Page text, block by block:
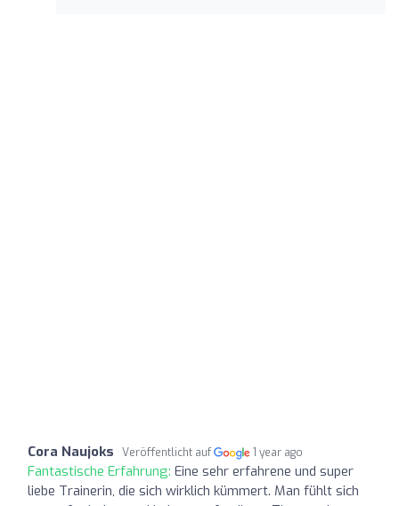
Cora Naujoks Veröffentlicht auf 1 year ago
Fantastische Erfahrung: Eine sehr erfahrene und super
liebe Trainerin, die sich wirklich kümmert. Man fühlt sich